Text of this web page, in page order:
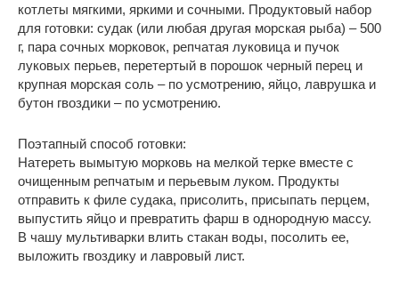
котлеты мягкими, яркими и сочными. Продуктовый набор
для готовки: судак (или любая другая морская рыба) – 500
г, пара сочных морковок, репчатая луковица и пучок
луковых перьев, перетертый в порошок черный перец и
крупная морская соль – по усмотрению, яйцо, лаврушка и
бутон гвоздики – по усмотрению.
Поэтапный способ готовки:
Натереть вымытую морковь на мелкой терке вместе с
очищенным репчатым и перьевым луком. Продукты
отправить к филе судака, присолить, присыпать перцем,
выпустить яйцо и превратить фарш в однородную массу.
В чашу мультиварки влить стакан воды, посолить ее,
выложить гвоздику и лавровый лист.